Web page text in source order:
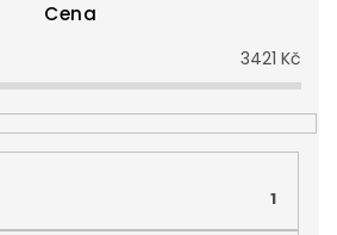
Cena
3421 Kč
1